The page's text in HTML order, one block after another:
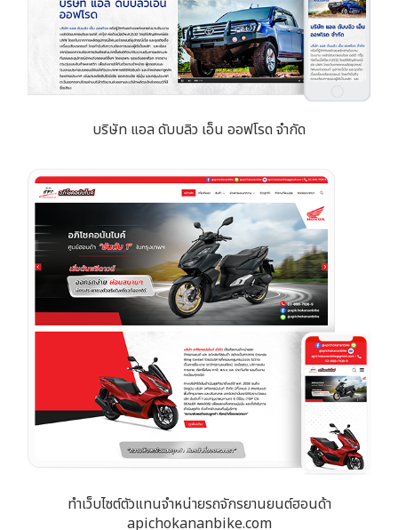
บริษัท แอล ดับบลิว เอ็น ออฟโรด จำกัด
ทำเว็บไซต์ตัวแทนจำหน่ายรถจักรยานยนต์ฮอนด้า
apichokananbike.com